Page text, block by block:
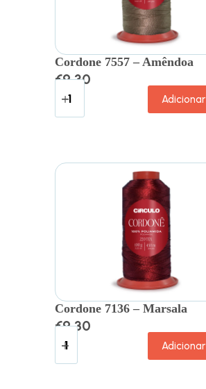
Cordone 7557 – Amêndoa
€9.30
Adicionar
Cordone 7136 – Marsala
€9.30
Adicionar